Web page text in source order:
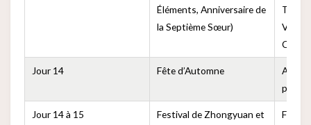
Éléments, Anniversaire de
la Septième Sœur)
Chine
Jour 14 Fête d’Automne
Jour 14 à 15
Festival de Zhongyuan et